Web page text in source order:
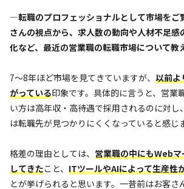
—転職のプロフェッショナルとして市場をご
さんの視点から、求人数の動向や人材不足感
化など、最近の営業職の転職市場について教
7〜8年ほど市場を見てきていますが、 以前よ
がっている印象です。具体的に言うと、営業
い方は高年収・高待遇で採用されるのに対し
は転職先が見つかりにくくなっていると感じ
格差の理由としては、 営業職の中にもWeb
してきたこと、 ITツールやAIによって生産性
とが挙げられると思います。一昔前はお客さ